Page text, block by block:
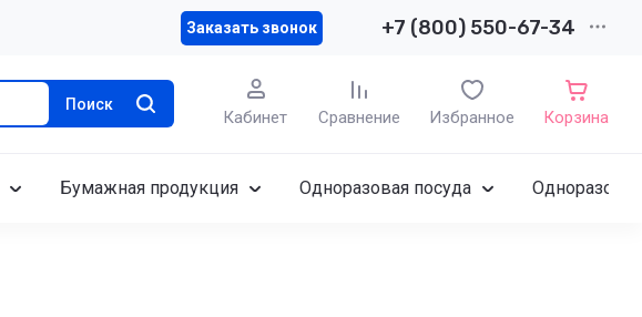
Заказать звонок +7 (800) 550-67-34
Поиск
Кабинет Сравнение Избранное Корзина
Бумажная продукция Одноразовая посуда